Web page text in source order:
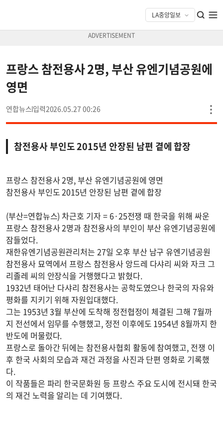
프랑스 참전용사 2명, 부산 유엔기념공원에
영면
연합뉴스 2026.05.27 00:26
참전용사 부인도 2015년 안장된 남편 곁에 합장
프랑스 참전용사 2명, 부산 유엔기념공원에 영면
참전용사 부인도 2015년 안장된 남편 곁에 합장
(부산=연합뉴스) 차근호 기자 = 6·25전쟁 때 한국을 위해 싸운
프랑스 참전용사 2명과 참전용사의 부인이 부산 유엔기념공원에
잠들었다.
재한유엔기념공원관리처는 27일 오후 부산 남구 유엔기념공원
참전용사 묘역에서 프랑스 참전용사 앙드레 다샤리 씨와 자크 그
리졸레 씨의 안장식을 거행했다고 밝혔다.
1932년 태어난 다샤리 참전용사는 공학도였으나 한국의 자유와
평화를 지키기 위해 자원입대했다.
그는 1953년 3월 부산에 도착해 정전협정이 체결된 그해 7월까
지 전선에서 임무를 수행했고, 정전 이후에도 1954년 8월까지 한
반도에 머물렀다.
프랑스로 돌아간 뒤에는 참전용사협회 활동에 참여했고, 전쟁 이
후 한국 사회의 모습과 재건 과정을 사진과 단편 영화로 기록했
다.
이 작품들은 파리 한국문화원 등 프랑스 주요 도시에 전시돼 한국
의 재건 노력을 알리는 데 기여했다.